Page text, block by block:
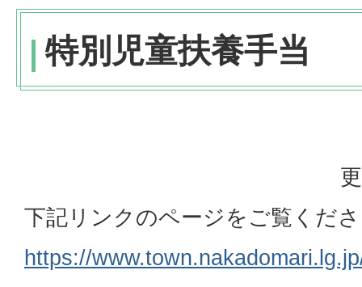
特別児童扶養手当
下記リンクのページをご覧くだ
https://